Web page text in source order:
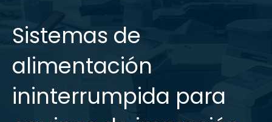
Sistemas de
alimentación
ininterrumpida para